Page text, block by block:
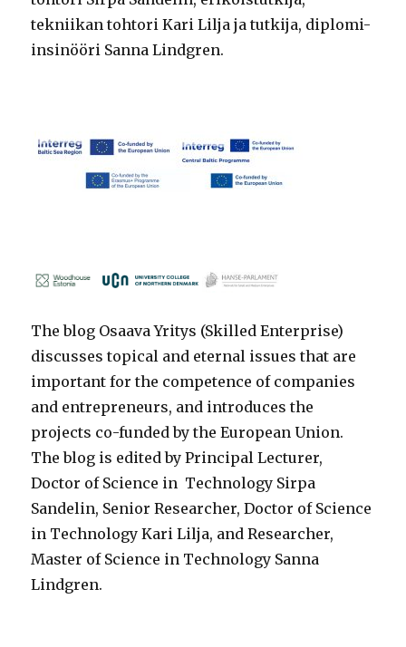
tekniikan tohtori Kari Lilja ja tutkija, diplomi-
insinööri Sanna Lindgren.
The blog Osaava Yritys (Skilled Enterprise)
discusses topical and eternal issues that are
important for the competence of companies
and entrepreneurs, and introduces the
projects co-funded by the European Union.
The blog is edited by Principal Lecturer,
Doctor of Science in Technology Sirpa
Sandelin, Senior Researcher, Doctor of Science
in Technology Kari Lilja, and Researcher,
Master of Science in Technology Sanna
Lindgren.